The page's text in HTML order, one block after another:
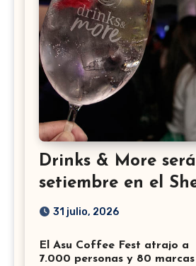
Drinks & More
setiembre en el
31 julio, 2026
El Asu Coffee Fest atrajo a
7.000 personas y 80 marcas